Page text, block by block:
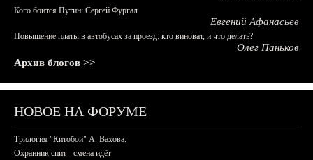
Кого боится Путин: Сергей Фургал
Евгений Афанасьев
Повышение платы в автобусах за проезд: кто виноват, и что делать?
Олег Паньков
Архив блогов >>
НОВОЕ НА ФОРУМЕ
Трилогия "Китобои" А. Вахова.
Охранник спит - смена идёт